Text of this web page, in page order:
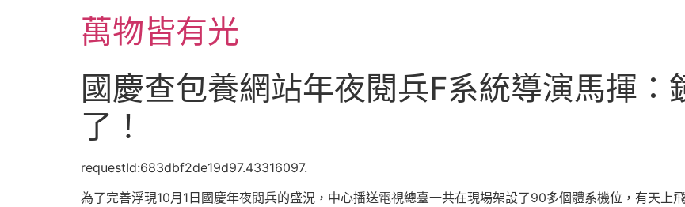
萬物皆有光
國慶查包養網站年夜閱兵F系統導演馬揮：
了！
requestId:683dbf2de19d97.43316097.
為了完善浮現10月1日國慶年夜閱兵的盛況，中心播送電視總臺一共在現場架設了90多個體系機位，有天上